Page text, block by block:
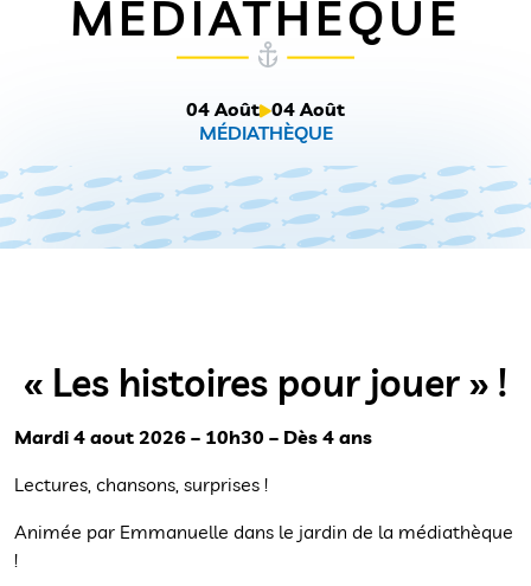
MÉDIATHÈQUE
04 Août 04 Août
MÉDIATHÈQUE
« Les histoires pour jouer » !
Mardi 4 aout 2026 – 10h30 – Dès 4 ans
Lectures, chansons, surprises !
Animée par Emmanuelle dans le jardin de la médiathèque
!